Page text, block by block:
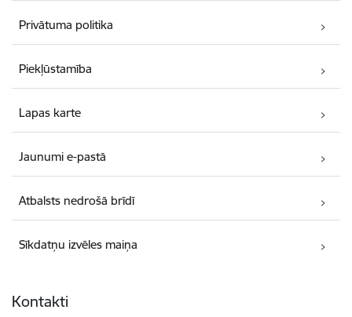
Privātuma politika
Piekļūstamība
Lapas karte
Jaunumi e-pastā
Atbalsts nedrošā brīdī
Sīkdatņu izvēles maiņa
Kontakti